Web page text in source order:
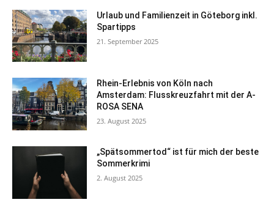
Urlaub und Familienzeit in Göteborg inkl.
Spartipps
21. September 2025
Rhein-Erlebnis von Köln nach
Amsterdam: Flusskreuzfahrt mit der A-
ROSA SENA
23. August 2025
„Spätsommertod“ ist für mich der beste
Sommerkrimi
2. August 2025